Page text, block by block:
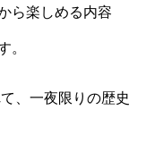
ら楽しめる内容
。
、一夜限りの歴史